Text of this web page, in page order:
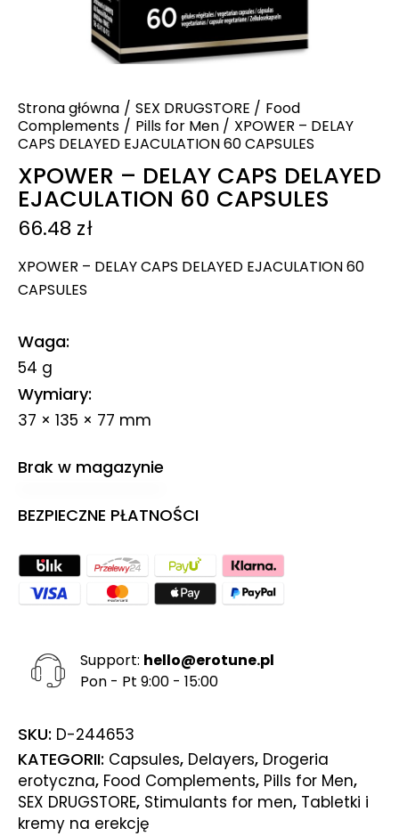
Strona główna SEX DRUGSTORE
Food
Complements
Pills for Men
XPOWER – DELAY
CAPS DELAYED EJACULATION 60 CAPSULES
XPOWER – DELAY CAPS DELAYED
EJACULATION 60 CAPSULES
66.48 zł
XPOWER – DELAY CAPS DELAYED EJACULATION 60
CAPSULES
Waga
54 g
Wymiary
37 × 135 × 77 mm
Brak w magazynie
BEZPIECZNE PŁATNOŚCI
Support: hello@erotune.pl
Pon - Pt 9:00 - 15:00
SKU: D-244653
KATEGORII: Capsules, Delayers, Drogeria
erotyczna, Food Complements, Pills for Men,
SEX DRUGSTORE, Stimulants for men, Tabletki i
kremy na erekcję